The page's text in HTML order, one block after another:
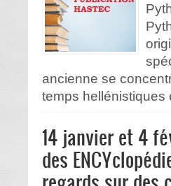
ancienne se
temps hellénistiques
14 janvier et 4
des